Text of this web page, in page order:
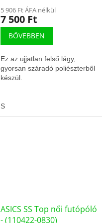
5 906 Ft ÁFA nélkül
7 500 Ft
BŐVEBBEN
Ez az ujjatlan felső lágy,
gyorsan száradó poliészterből
készül.
S
ASICS SS Top női futópóló
- (110422-0830)